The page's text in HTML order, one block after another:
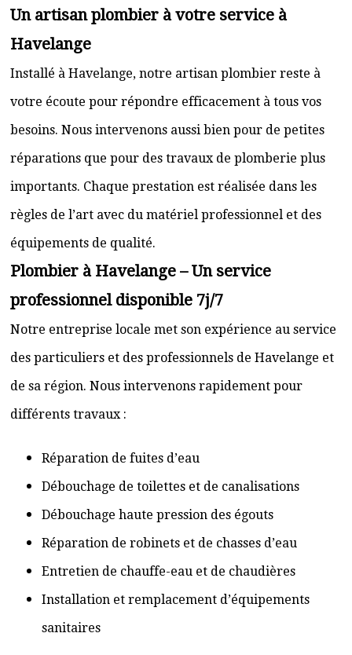
Un artisan plombier à votre service à
Havelange
Installé à Havelange, notre artisan plombier reste à
votre écoute pour répondre efficacement à tous vos
besoins. Nous intervenons aussi bien pour de petites
réparations que pour des travaux de plomberie plus
importants. Chaque prestation est réalisée dans les
règles de l’art avec du matériel professionnel et des
équipements de qualité.
Plombier à Havelange – Un service
professionnel disponible 7j/7
Notre entreprise locale met son expérience au service
des particuliers et des professionnels de Havelange et
de sa région. Nous intervenons rapidement pour
différents travaux :
Réparation de fuites d’eau
Débouchage de toilettes et de canalisations
Débouchage haute pression des égouts
Réparation de robinets et de chasses d’eau
Entretien de chauffe-eau et de chaudières
Installation et remplacement d’équipements
sanitaires